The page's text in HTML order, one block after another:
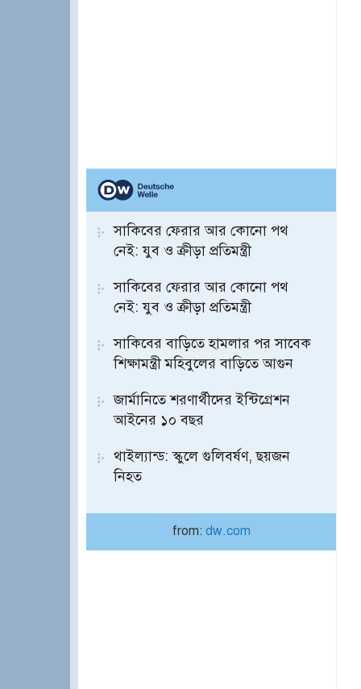
সাকিবের ফেরার আর কোনো পথ
নেই: যুব ও ক্রীড়া প্রতিমন্ত্রী
সাকিবের ফেরার আর কোনো পথ
নেই: যুব ও ক্রীড়া প্রতিমন্ত্রী
সাকিবের বাড়িতে হামলার পর সাবেক
শিক্ষামন্ত্রী মহিবুলের বাড়িতে আগুন
জার্মানিতে শরণার্থীদের ইন্টিগ্রেশন
আইনের ১০ বছর
থাইল্যান্ড: স্কুলে গুলিবর্ষণ, ছয়জন
নিহত
from: dw.com